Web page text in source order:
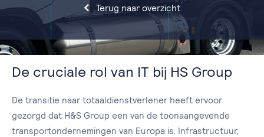
Terug naar overzicht
De cruciale rol van IT bij HS Group
De transitie naar totaaldienstverlener heeft ervoor
gezorgd dat H&S Group een van de toonaangevende
transportondernemingen van Europa is. Infrastructuur,